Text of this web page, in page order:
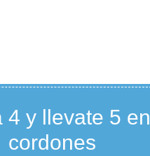
4 y llevate 5 en
cordones